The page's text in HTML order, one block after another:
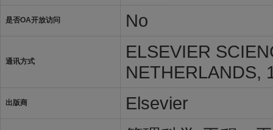
是否OA开放访问 No
通讯方式
ELSEVIER
NETHERLANDS,
出版商 Elsevier